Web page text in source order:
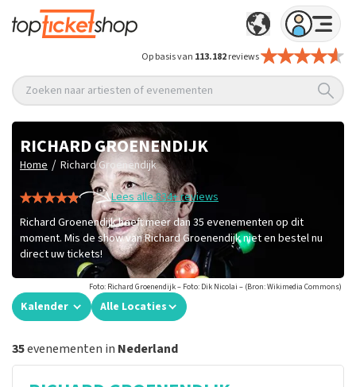
Op basis van 113.182reviews
Zoeken naar artiesten of evenementen
RICHARD GROENENDIJK
Home / Richard Groenendijk
Lees alle 834+ reviews
Richard Groenendijk heeft meer dan 35 evenementen op dit
moment. Mis de show van Richard Groenendijk niet en bestel nu
direct uw tickets!
Foto: Richard Groenendijk – Foto: Dik Nicolai – (Bron: Wikimedia Commons)
Kalender Alle Locaties
35evenementen in Nederland